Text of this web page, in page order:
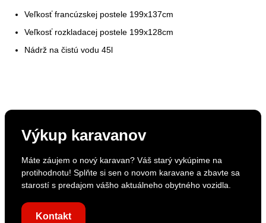
Veľkosť francúzskej postele 199x137cm
Veľkosť rozkladacej postele 199x128cm
Nádrž na čistú vodu 45l
Výkup karavanov
Máte záujem o nový karavan? Váš starý vykúpime na
protihodnotu! Splňte si sen o novom karavane a zbavte sa
starostí s predajom vášho aktuálneho obytného vozidla.
Kontakt